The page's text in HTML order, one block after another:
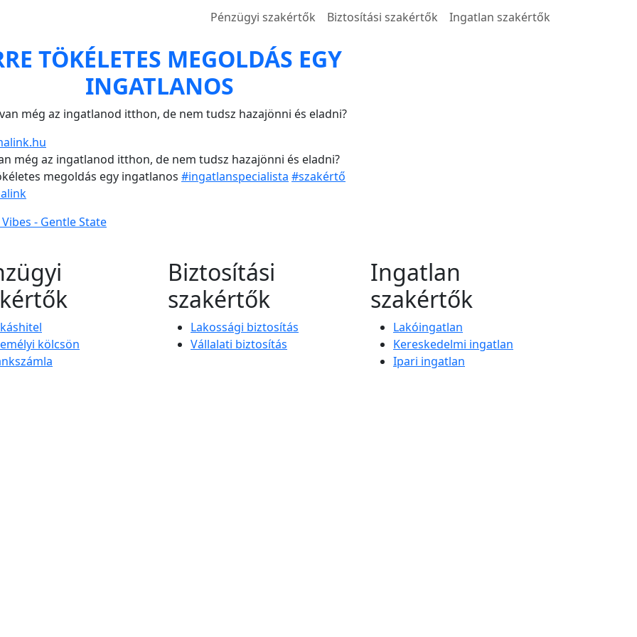
Pénzügyi szakértők Biztosítási szakértők Ingatlan szakértők
TÖKÉLETES MEGOLDÁS EGY
INGATLANOS
még az ingatlanod itthon, de nem tudsz hazajönni és eladni?
még az ingatlanod itthon, de nem tudsz hazajönni és eladni?
megoldás egy ingatlanos #ingatlanspecialista #szakértő
- Gentle State
kölcsön
Biztosítási
szakértők
Lakossági biztosítás
Vállalati biztosítás
Ingatlan
szakértők
Lakóingatlan
Kereskedelmi ingatlan
Ipari ingatlan